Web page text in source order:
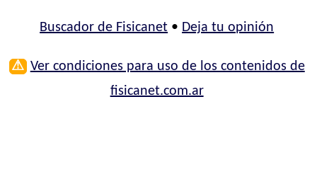
Buscador de Fisicanet • Deja tu opinión
⚠ Ver condiciones para uso de los contenidos de
fisicanet.com.ar